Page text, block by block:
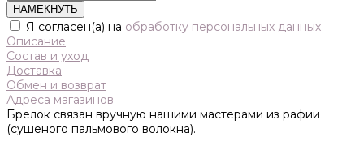
НАМЕКНУТЬ
Я согласен(а) на обработку персональных данных
Описание
Состав и уход
Доставка
Обмен и возврат
Адреса магазинов
Брелок связан вручную нашими мастерами из рафии
(сушеного пальмового волокна).